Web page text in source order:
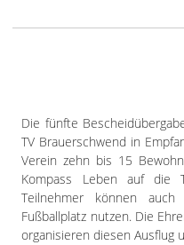
Die fünfte
TV Brauerschwend in
Verein zehn bis 15
Kompass Leben auf die
Teilnehmer können
Fußballplatz nutzen. Die
organisieren diesen Ausflug